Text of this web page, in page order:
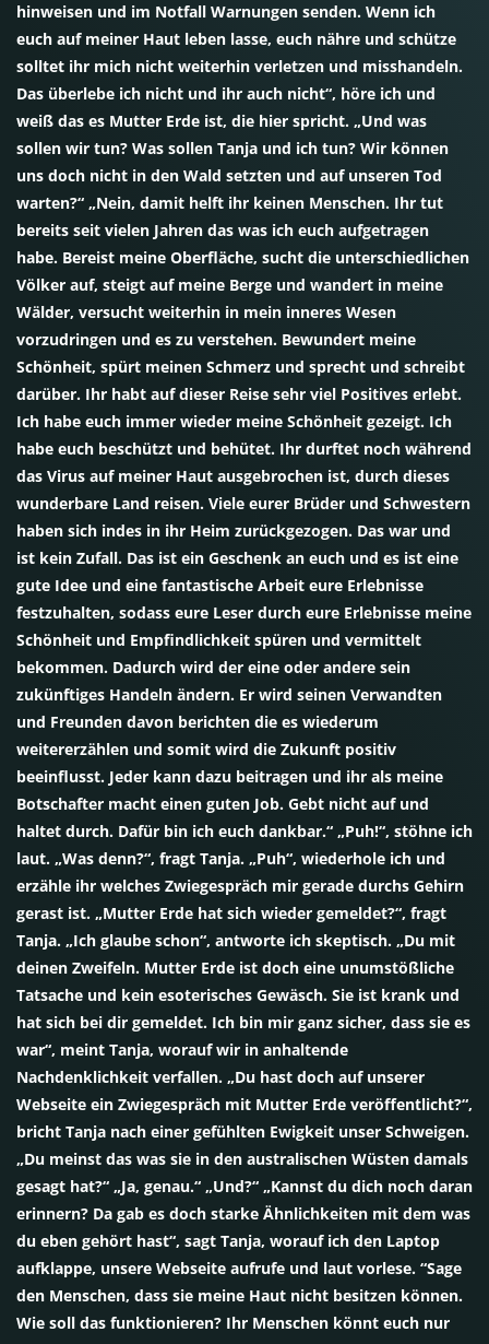
hinweisen und im Notfall Warnungen senden. Wenn ich
euch auf meiner Haut leben lasse, euch nähre und schütze
solltet ihr mich nicht weiterhin verletzen und misshandeln.
Das überlebe ich nicht und ihr auch nicht“, höre ich und
weiß das es Mutter Erde ist, die hier spricht. „Und was
sollen wir tun? Was sollen Tanja und ich tun? Wir können
uns doch nicht in den Wald setzten und auf unseren Tod
warten?“ „Nein, damit helft ihr keinen Menschen. Ihr tut
bereits seit vielen Jahren das was ich euch aufgetragen
habe. Bereist meine Oberfläche, sucht die unterschiedlichen
Völker auf, steigt auf meine Berge und wandert in meine
Wälder, versucht weiterhin in mein inneres Wesen
vorzudringen und es zu verstehen. Bewundert meine
Schönheit, spürt meinen Schmerz und sprecht und schreibt
darüber. Ihr habt auf dieser Reise sehr viel Positives erlebt.
Ich habe euch immer wieder meine Schönheit gezeigt. Ich
habe euch beschützt und behütet. Ihr durftet noch während
das Virus auf meiner Haut ausgebrochen ist, durch dieses
wunderbare Land reisen. Viele eurer Brüder und Schwestern
haben sich indes in ihr Heim zurückgezogen. Das war und
ist kein Zufall. Das ist ein Geschenk an euch und es ist eine
gute Idee und eine fantastische Arbeit eure Erlebnisse
festzuhalten, sodass eure Leser durch eure Erlebnisse meine
Schönheit und Empfindlichkeit spüren und vermittelt
bekommen. Dadurch wird der eine oder andere sein
zukünftiges Handeln ändern. Er wird seinen Verwandten
und Freunden davon berichten die es wiederum
weitererzählen und somit wird die Zukunft positiv
beeinflusst. Jeder kann dazu beitragen und ihr als meine
Botschafter macht einen guten Job. Gebt nicht auf und
haltet durch. Dafür bin ich euch dankbar.“ „Puh!“, stöhne ich
laut. „Was denn?“, fragt Tanja. „Puh“, wiederhole ich und
erzähle ihr welches Zwiegespräch mir gerade durchs Gehirn
gerast ist. „Mutter Erde hat sich wieder gemeldet?“, fragt
Tanja. „Ich glaube schon“, antworte ich skeptisch. „Du mit
deinen Zweifeln. Mutter Erde ist doch eine unumstößliche
Tatsache und kein esoterisches Gewäsch. Sie ist krank und
hat sich bei dir gemeldet. Ich bin mir ganz sicher, dass sie es
war“, meint Tanja, worauf wir in anhaltende
Nachdenklichkeit verfallen. „Du hast doch auf unserer
Webseite ein Zwiegespräch mit Mutter Erde veröffentlicht?“,
bricht Tanja nach einer gefühlten Ewigkeit unser Schweigen.
„Du meinst das was sie in den australischen Wüsten damals
gesagt hat?“ „Ja, genau.“ „Und?“ „Kannst du dich noch daran
erinnern? Da gab es doch starke Ähnlichkeiten mit dem was
du eben gehört hast“, sagt Tanja, worauf ich den Laptop
aufklappe, unsere Webseite aufrufe und laut vorlese. “Sage
den Menschen, dass sie meine Haut nicht besitzen können.
Wie soll das funktionieren? Ihr Menschen könnt euch nur